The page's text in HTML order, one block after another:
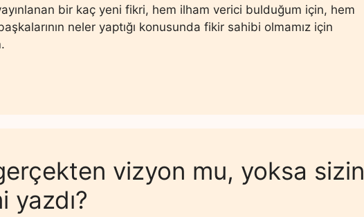
bir kaç yeni fikri, hem ilham verici bulduğum için, hem
neler yaptığı konusunda fikir sahibi olmamız için
vizyon mu, yoksa sizin
yazdı?